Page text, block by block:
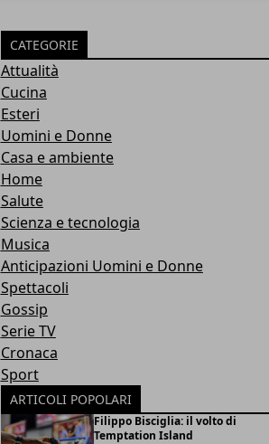
CATEGORIE
Attualità
Cucina
Esteri
Uomini e Donne
Casa e ambiente
Home
Salute
Scienza e tecnologia
Musica
Anticipazioni Uomini e Donne
Spettacoli
Gossip
Serie TV
Cronaca
Sport
ARTICOLI POPOLARI
Filippo Bisciglia: il volto di
Temptation Island